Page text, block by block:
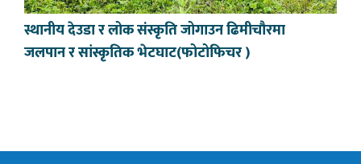
स्थानीय देउडा र लोक संस्कृति जोगाउन ढिमीचौरमा
जलपान र सांस्कृतिक भेटघाट(फोटोफिचर )